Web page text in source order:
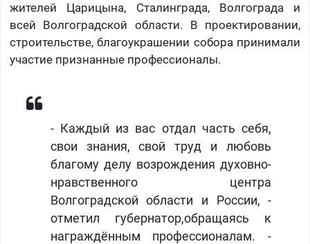
жителей Царицына, Сталинграда, Волгограда и
всей Волгоградской области. В проектировании,
строительстве, благоукрашении собора принимали
участие признанные профессионалы.
- Каждый из вас отдал часть себя,
свои знания, свой труд и любовь
благому делу возрождения духовно-
нравственного центра
Волгоградской области и России, -
отметил губернатор,обращаясь к
награждённым профессионалам. -